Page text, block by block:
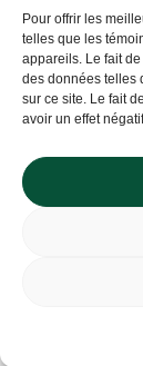
Pour offrir les
telles que les
appareils. Le fait
des données telles
sur ce site. Le fait
avoir un effet
3275 Bd
Vous